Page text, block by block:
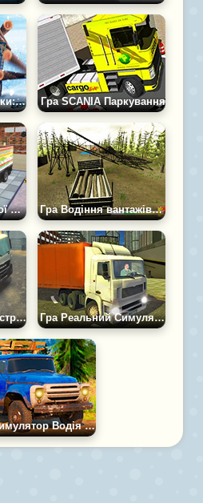
Гра Водій вантажівки: Засніжені дороги Гра SCANIA Паркування
Гра Водій Індійської вантажівки 3Д Гра Водіння вантажівки: Російське Бездоріжжя
Гра Вантажівки: Екстремальне Бездоріжжя 3 Гра Реальний Симулятор Міських Вантажівок
Гра Симулятор Водія ЗІЛ СРСР